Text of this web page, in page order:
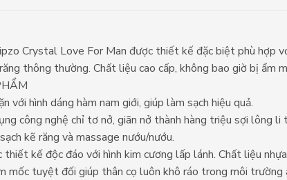
Crystal Love For Man được thiết kế đặc biệt phù hợp
thông thường. Chất liệu cao cấp, không bao giờ bị ẩm
với hình dáng hàm nam giới, giúp làm sạch hiệu quả.
công nghệ chỉ tơ nở, giãn nở thành hàng triệu sợi lông
kẽ răng và massage nướu/nướu.
thiết kế độc đáo với hình kim cương lấp lánh. Chất liệu
mốc tuyệt đối giúp thân cọ luôn khô ráo trong môi